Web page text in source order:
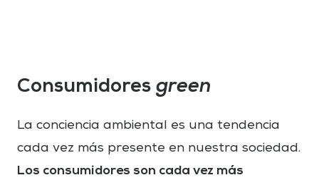
Consumidores green
La conciencia ambiental es una tendencia
cada vez más presente en nuestra sociedad.
Los consumidores son cada vez más